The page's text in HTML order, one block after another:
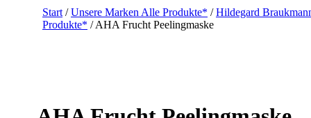
Start /Unsere Marken Alle Produkte* /Hildegard
Produkte* / AHA Frucht Peelingmaske